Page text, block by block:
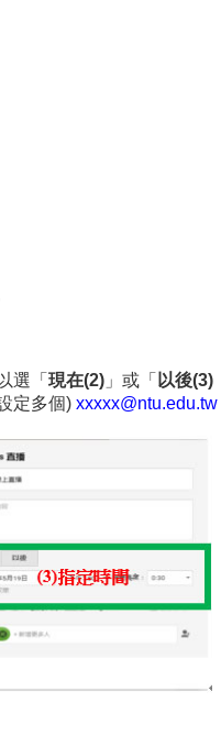
選「 現在(2) 」或「 以後(3)
定多個) xxxxx@ntu.edu.tw